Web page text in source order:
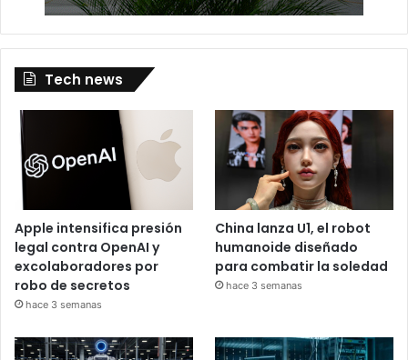
Tech news
Apple intensifica presión
legal contra OpenAI y
excolaboradores por
robo de secretos
hace 3 semanas
China lanza U1, el robot
humanoide diseñado
para combatir la soledad
hace 3 semanas